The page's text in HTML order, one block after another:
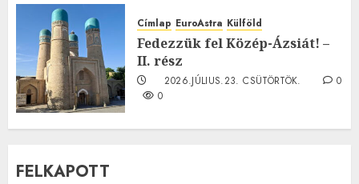
2026.JÚLIUS.23. CSÜTÖRTÖK.
0
Címlap EuroAstra Külföld
Fedezzük fel Közép-Ázsiát! –
II. rész
2026.JÚLIUS.23. CSÜTÖRTÖK.
0
0
FELKAPOTT